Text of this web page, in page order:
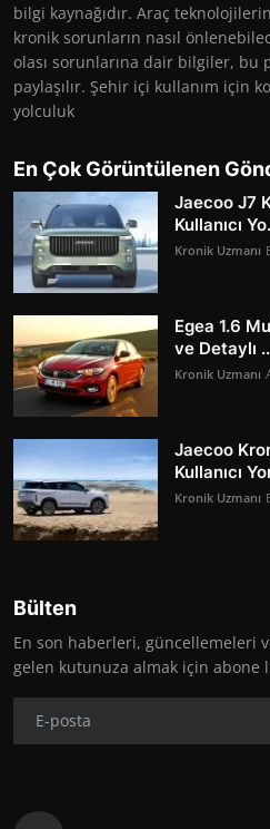
bilgi kaynağıdır. Araç
kronik sorunların nasıl
olası sorunlarına dair bilgiler, bu
paylaşılır. Şehir içi kullanım için
yolculuk
En Çok Görüntülenen
Jaecoo J7
Kullanıcı
Kronik Uzmanı
Egea 1.6
ve Detaylı
Kronik Uzmanı
Jaecoo
Kullanıcı
Kronik Uzmanı
Bülten
En son haberleri, güncellemeleri
gelen kutunuza almak için abone